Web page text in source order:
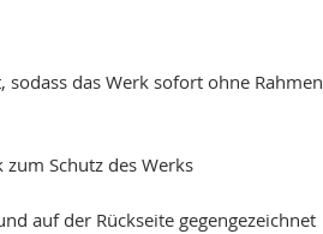
sodass das Werk sofort ohne Rahmen
Schutz des Werks
auf der Rückseite gegengezeichnet